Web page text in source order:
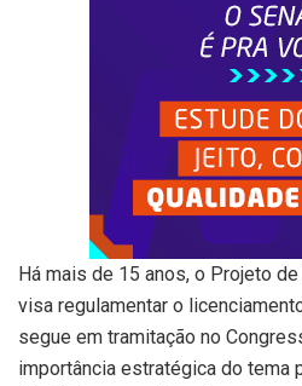
Há mais de 15 anos, o Projeto
visa regulamentar o
segue em tramitação no
importância estratégica do tema